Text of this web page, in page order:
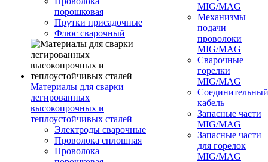
порошковая
Прутки присадочные
Флюс сварочный
Материалы для сварки
легированных
высокопрочных и
теплоустойчивых сталей
Электроды сварочные
Проволока сплошная
Проволока
MIG/MAG
Механизмы
подачи
проволоки
MIG/MAG
Сварочные
горелки
MIG/MAG
Соединительный
кабель
Запасные части
MIG/MAG
Запасные части
для горелок
MIG/MAG